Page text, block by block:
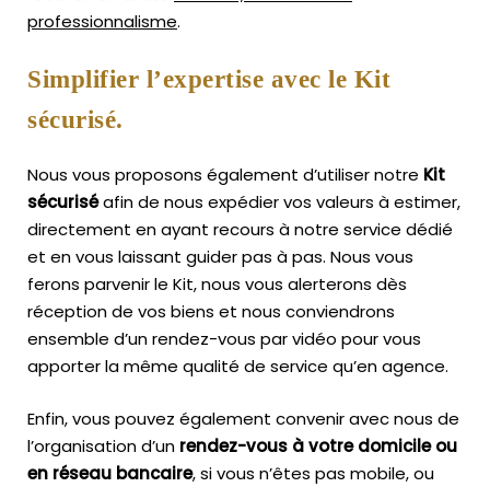
professionnalisme.
Simplifier l’expertise avec le Kit
sécurisé.
Nous vous proposons également d’utiliser notre Kit
sécuriséafin de nous expédier vos valeurs à estimer,
directement en ayant recours à notre service dédié
et en vous laissant guider pas à pas. Nous vous
ferons parvenir le Kit, nous vous alerterons dès
réception de vos biens et nous conviendrons
ensemble d’un rendez-vous par vidéo pour vous
apporter la même qualité de service qu’en agence.
Enfin, vous pouvez également convenir avec nous de
l’organisation d’un rendez-vous à votre domicile ou
en réseau bancaire, si vous n’êtes pas mobile, ou